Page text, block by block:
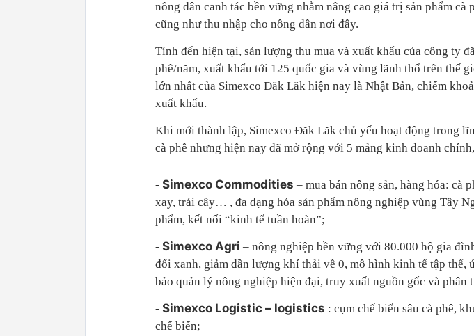
nông dân canh tác bền vững nhằm nâng cao giá trị sản phẩm cà
cũng như thu nhập cho nông dân nơi đây.
Tính đến hiện tại, sản lượng thu mua và xuất khẩu của công ty
phê/năm, xuất khẩu tới 125 quốc gia và vùng lãnh thổ trên thế
lớn nhất của Simexco Đăk Lăk hiện nay là Nhật Bản, chiếm
xuất khẩu.
Khi mới thành lập, Simexco Đăk Lăk chủ yếu hoạt động trong
cà phê nhưng hiện nay đã mở rộng với 5 mảng kinh doanh
- Simexco Commodities – mua bán nông sản, hàng hóa: cà
xay, trái cây… , đa dạng hóa sản phẩm nông nghiệp vùng Tây
phẩm, kết nối “kinh tế tuần hoàn”;
- Simexco Agri – nông nghiệp bền vững với 80.000 hộ gia
đổi xanh, giảm dần lượng khí thải về 0, mô hình kinh tế tập thể,
bảo quản lý nông nghiệp hiện đại, truy xuất nguồn gốc và phân
- Simexco Logistic – logistics : cụm chế biến sâu cà phê,
chế biến;